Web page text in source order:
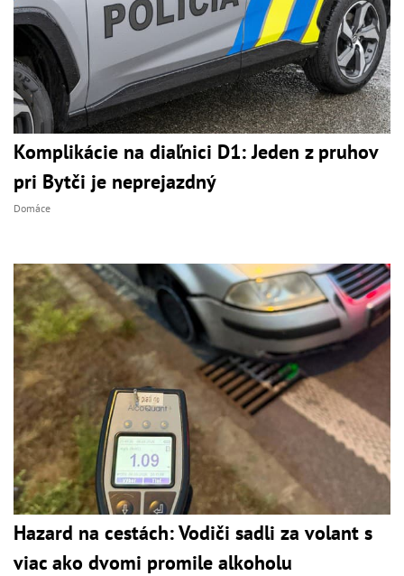
Komplikácie na diaľnici D1: Jeden z pruhov
pri Bytči je neprejazdný
Domáce
Hazard na cestách: Vodiči sadli za volant s
viac ako dvomi promile alkoholu